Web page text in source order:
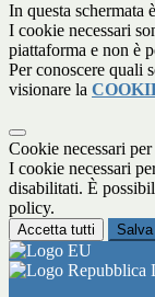
In questa schermata
I cookie necessari
piattaforma e non è
Per conoscere quali
visionare la
Cookie necessari
I cookie necessari
disabilitati. È
policy.
Accetta tutti